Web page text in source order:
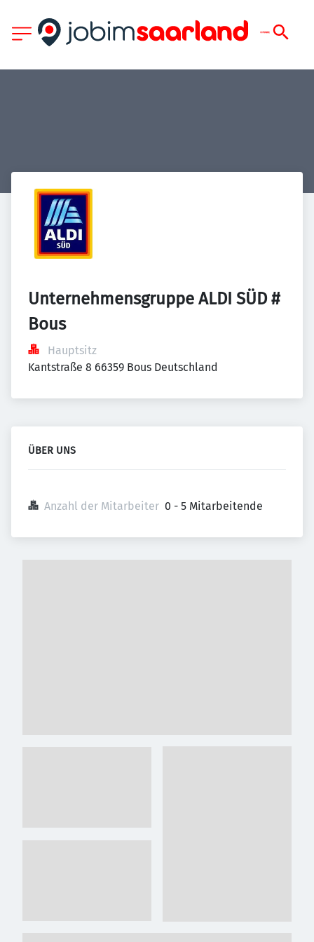
Unternehmensgruppe ALDI SÜD #
Bous
Hauptsitz
Kantstraße 8 66359 Bous Deutschland
ÜBER UNS
Anzahl der Mitarbeiter 0 - 5 Mitarbeitende